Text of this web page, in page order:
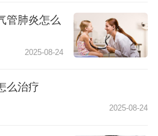
管肺炎怎么
2025-08-24
么治疗
2025-08-24